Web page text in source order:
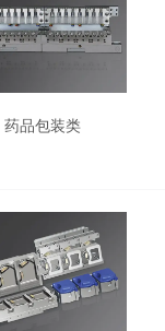
药品包装类